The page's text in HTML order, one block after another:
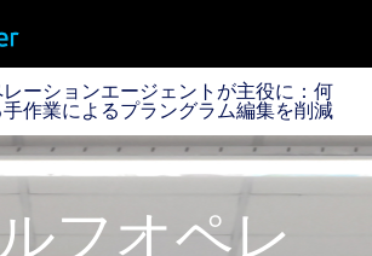
ョンエージェントが主役に：何時
ーションエージェントが主役に：何
作業によるプラングラム編集を削減
フオペレ